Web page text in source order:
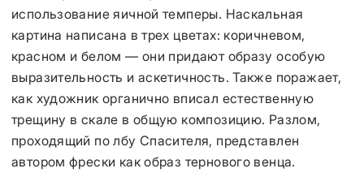
использование яичной темперы. Наскальная
картина написана в трех цветах: коричневом,
красном и белом — они придают образу особую
выразительность и аскетичность. Также поражает,
как художник органично вписал естественную
трещину в скале в общую композицию. Разлом,
проходящий по лбу Спасителя, представлен
автором фрески как образ тернового венца.